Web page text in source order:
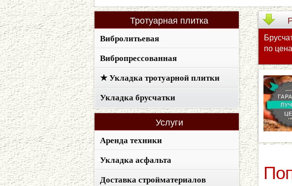
Тротуарная плитка
Вибролитьевая
Вибропрессованная
★ Укладка тротуарной плитки
Укладка брусчатки
Услуги
Аренда техники
Укладка асфальта
Доставка стройматериалов
по